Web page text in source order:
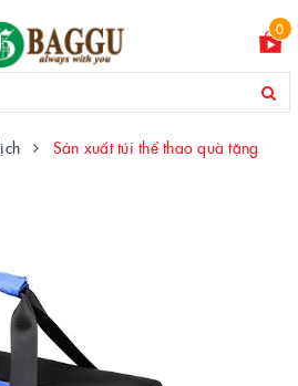
0
Sản xuất túi thể thao quà tặng